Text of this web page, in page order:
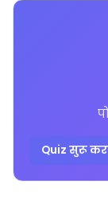
Quiz सुरू